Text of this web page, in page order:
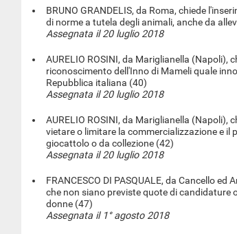
BRUNO GRANDELIS, da Roma, chiede
di norme a tutela degli animali, anche da
Assegnata il 20 luglio 2018
AURELIO ROSINI, da Mariglianella (Napoli),
riconoscimento dell'Inno di Mameli quale
Repubblica italiana (40)
Assegnata il 20 luglio 2018
AURELIO ROSINI, da Mariglianella (Napoli),
vietare o limitare la commercializzazione e il
giocattolo o da collezione (42)
Assegnata il 20 luglio 2018
FRANCESCO DI PASQUALE, da Cancello ed
che non siano previste quote di candidature
donne (47)
Assegnata il 1° agosto 2018